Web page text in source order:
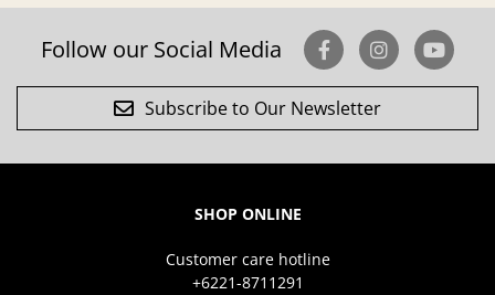
Follow our Social Media
Subscribe to Our Newsletter
SHOP ONLINE
Customer care hotline
+6221-8711291